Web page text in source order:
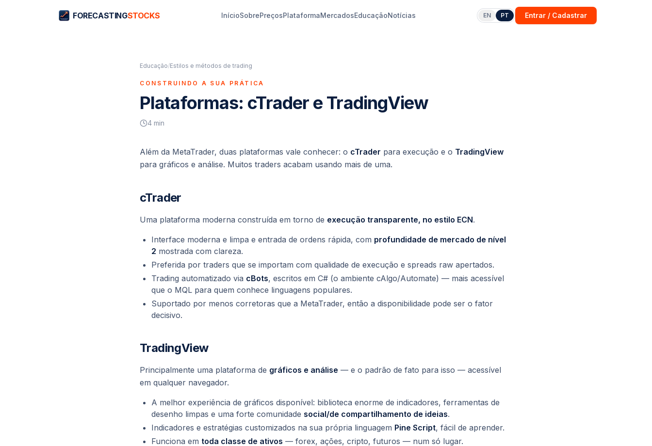
FORECASTINGSTOCKS InícioSobrePreçosPlataformaMercadosEducaçãoNotícias EN PT Entrar / Cadastrar
Educação/Estilos e métodos de trading
CONSTRUINDO A SUA PRÁTICA
Plataformas: cTrader e TradingView
4 min
Além da MetaTrader, duas plataformas vale conhecer: o cTrader para execução e o TradingView
para gráficos e análise. Muitos traders acabam usando mais de uma.
cTrader
Uma plataforma moderna construída em torno de execução transparente, no estilo ECN.
Interface moderna e limpa e entrada de ordens rápida, com profundidade de mercado de nível
2 mostrada com clareza.
Preferida por traders que se importam com qualidade de execução e spreads raw apertados.
Trading automatizado via cBots, escritos em C# (o ambiente cAlgo/Automate) — mais acessível
que o MQL para quem conhece linguagens populares.
Suportado por menos corretoras que a MetaTrader, então a disponibilidade pode ser o fator
decisivo.
TradingView
Principalmente uma plataforma de gráficos e análise — e o padrão de fato para isso — acessível
em qualquer navegador.
A melhor experiência de gráficos disponível: biblioteca enorme de indicadores, ferramentas de
desenho limpas e uma forte comunidade social/de compartilhamento de ideias.
Indicadores e estratégias customizados na sua própria linguagem Pine Script, fácil de aprender.
Funciona em toda classe de ativos — forex, ações, cripto, futuros — num só lugar.